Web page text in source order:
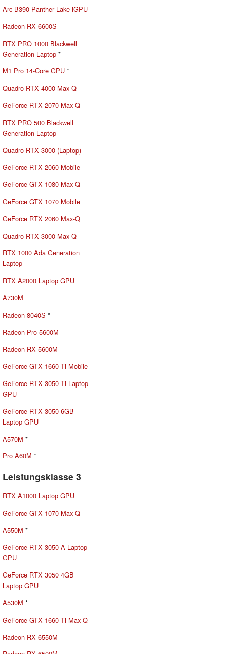
Arc B390 Panther Lake iGPU
Radeon RX 6600S
RTX PRO 1000 Blackwell
Generation Laptop *
M1 Pro 14-Core GPU *
Quadro RTX 4000 Max-Q
GeForce RTX 2070 Max-Q
RTX PRO 500 Blackwell
Generation Laptop
Quadro RTX 3000 (Laptop)
GeForce RTX 2060 Mobile
GeForce GTX 1080 Max-Q
GeForce GTX 1070 Mobile
GeForce RTX 2060 Max-Q
Quadro RTX 3000 Max-Q
RTX 1000 Ada Generation
Laptop
RTX A2000 Laptop GPU
A730M
Radeon 8040S *
Radeon Pro 5600M
Radeon RX 5600M
GeForce GTX 1660 Ti Mobile
GeForce RTX 3050 Ti Laptop
GPU
GeForce RTX 3050 6GB
Laptop GPU
A570M *
Pro A60M *
Leistungsklasse 3
RTX A1000 Laptop GPU
GeForce GTX 1070 Max-Q
A550M *
GeForce RTX 3050 A Laptop
GPU
GeForce RTX 3050 4GB
Laptop GPU
A530M *
GeForce GTX 1660 Ti Max-Q
Radeon RX 6550M